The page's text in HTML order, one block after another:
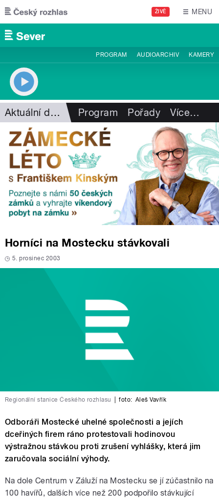
Přejít k hlavnímu obsahu
ŽIVĚ MENU
PROGRAM AUDIOARCHIV KAMERY
Aktuální dění Program Pořady Více…
Horníci na Mostecku stávkovali
5. prosinec 2003
Regionální stanice Českého rozhlasu foto: Aleš Vavřík
Odboráři Mostecké uhelné společnosti a jejích
dceřiných firem ráno protestovali hodinovou
výstražnou stávkou proti zrušení vyhlášky, která jim
zaručovala sociální výhody.
Na dole Centrum v Záluží na Mostecku se jí zúčastnilo na
100 havířů, dalších více než 200 podpořilo stávkující